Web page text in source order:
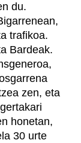
du.
trafikoa.
Bardeak.
zen, eta
honetan,
30 urte